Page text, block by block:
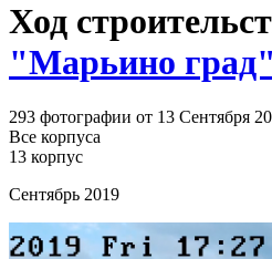
Ход
"Марьино град"
293 фотографии от 13 Сентября
Все корпуса
13 корпус
Сентябрь 2019